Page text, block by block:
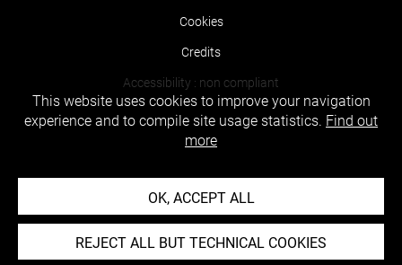
Cookies
Credits
Accessibility : non compliant
This website uses cookies to improve your navigation
experience and to compile site usage statistics. Find out
more
OK, ACCEPT ALL
REJECT ALL BUT TECHNICAL COOKIES